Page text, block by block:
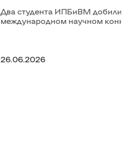
Два студента ИПБиВМ добились
международном научном
26.06.2026